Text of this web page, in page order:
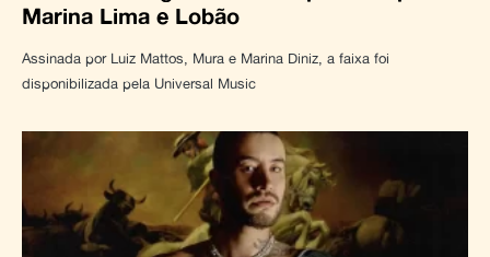
Marina Lima e Lobão
Assinada por Luiz Mattos, Mura e Marina Diniz, a faixa foi
disponibilizada pela Universal Music